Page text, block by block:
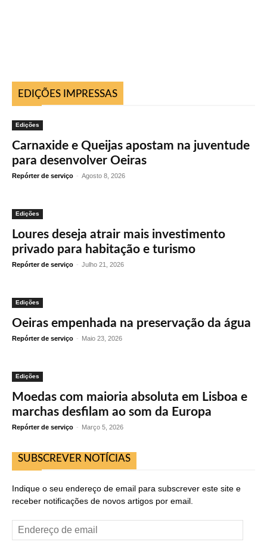
EDIÇÕES IMPRESSAS
Edições
Carnaxide e Queijas apostam na juventude
para desenvolver Oeiras
Repórter de serviço - Agosto 8, 2026
Edições
Loures deseja atrair mais investimento
privado para habitação e turismo
Repórter de serviço - Julho 21, 2026
Edições
Oeiras empenhada na preservação da água
Repórter de serviço - Maio 23, 2026
Edições
Moedas com maioria absoluta em Lisboa e
marchas desfilam ao som da Europa
Repórter de serviço - Março 5, 2026
SUBSCREVER NOTÍCIAS
Indique o seu endereço de email para subscrever este site e
receber notificações de novos artigos por email.
Endereço
de